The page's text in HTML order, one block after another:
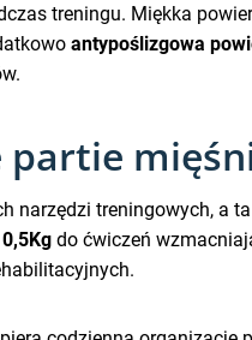
treningu. Miękka
antypoślizgowa
partie
narzędzi treningowych, a
do ćwiczeń